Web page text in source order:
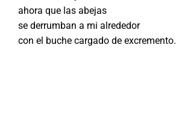
ahora que las abejas
se derrumban a mi alrededor
con el buche cargado de excremento.